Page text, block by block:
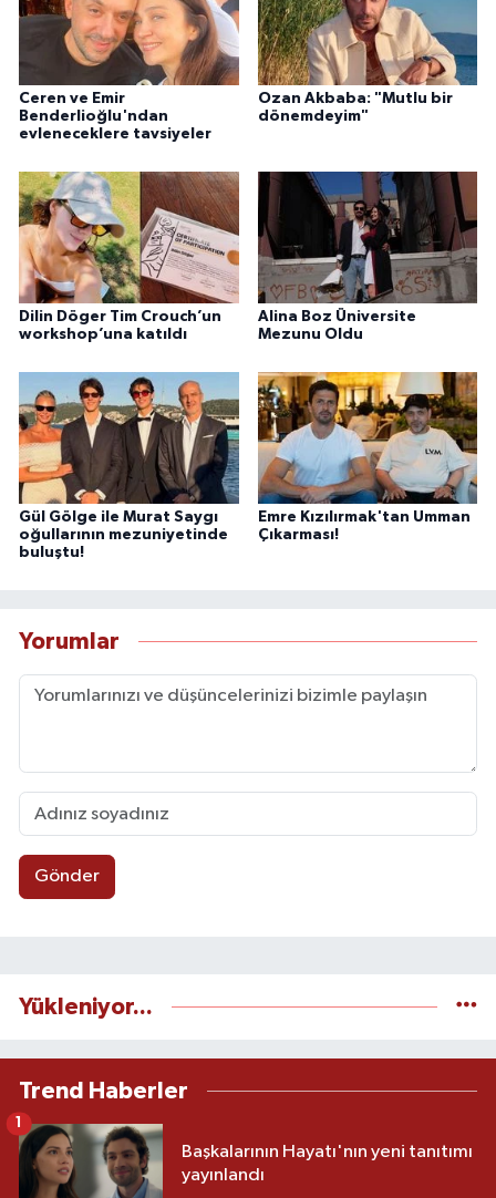
Ceren ve Emir
Benderlioğlu'ndan
evleneceklere tavsiyeler
Ozan Akbaba: "Mutlu bir
dönemdeyim"
Dilin Döger Tim Crouch’un
workshop’una katıldı
Alina Boz Üniversite
Mezunu Oldu
Gül Gölge ile Murat Saygı
oğullarının mezuniyetinde
buluştu!
Emre Kızılırmak'tan Umman
Çıkarması!
Yorumlar
Gönder
Yükleniyor...
Trend Haberler
Başkalarının Hayatı'nın yeni tanıtımı
yayınlandı
1